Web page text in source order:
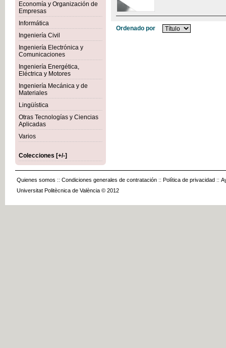
Economía y Organización de
Empresas
Informática
Ingeniería Civil
Ingeniería Electrónica y
Comunicaciones
Ingeniería Energética,
Eléctrica y Motores
Ingeniería Mecánica y de
Materiales
Lingüística
Otras Tecnologías y Ciencias
Aplicadas
Varios
Colecciones [+/-]
Ordenado por
Quienes somos :: Condiciones generales de contratación :: Política de privacidad ::
Universitat Politècnica de València © 2012